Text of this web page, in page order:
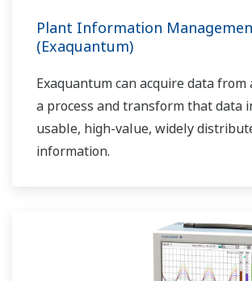
Plant Information
(Exaquantum)
Exaquantum can acquire data
a process and transform that data
usable, high-value, widely
information.